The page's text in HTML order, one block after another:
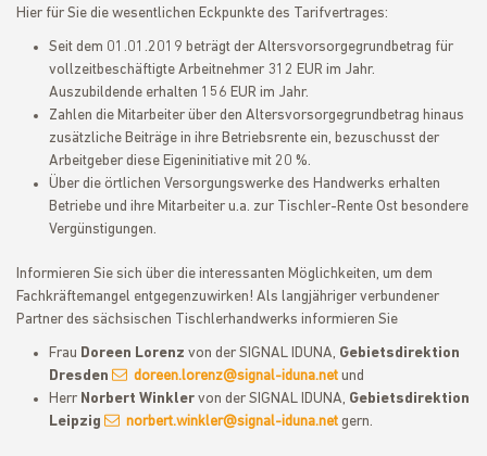
Hier für Sie die wesentlichen Eckpunkte des Tarifvertrages:
Seit dem 01.01.2019 beträgt der Altersvorsorgegrundbetrag für
vollzeitbeschäftigte Arbeitnehmer 312 EUR im Jahr.
Auszubildende erhalten 156 EUR im Jahr.
Zahlen die Mitarbeiter über den Altersvorsorgegrundbetrag hinaus
zusätzliche Beiträge in ihre Betriebsrente ein, bezuschusst der
Arbeitgeber diese Eigeninitiative mit 20 %.
Über die örtlichen Versorgungswerke des Handwerks erhalten
Betriebe und ihre Mitarbeiter u.a. zur Tischler-Rente Ost besondere
Vergünstigungen.
Informieren Sie sich über die interessanten Möglichkeiten, um dem
Fachkräftemangel entgegenzuwirken! Als langjähriger verbundener
Partner des sächsischen Tischlerhandwerks informieren Sie
Frau Doreen Lorenz von der SIGNAL IDUNA, Gebietsdirektion
Dresden
doreen.lorenz@signal-iduna.net und
Herr Norbert Winkler von der SIGNAL IDUNA, Gebietsdirektion
Leipzig
norbert.winkler@signal-iduna.net gern.